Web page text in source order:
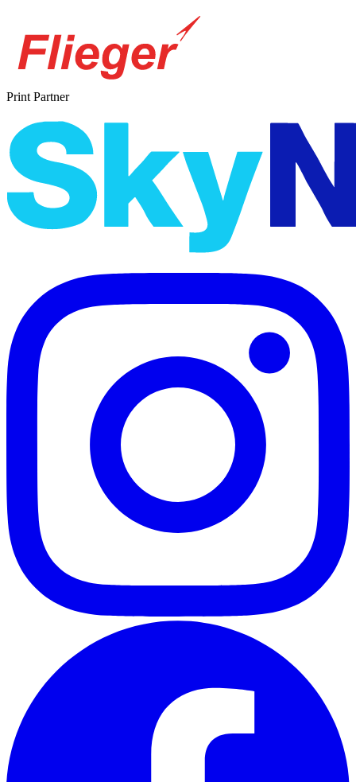
Print Partner